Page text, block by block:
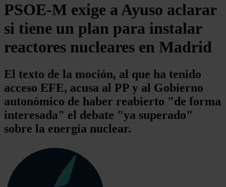
PSOE-M exige a Ayuso aclarar
si tiene un plan para instalar
reactores nucleares en Madrid
El texto de la moción, al que ha tenido
acceso EFE, acusa al PP y al Gobierno
autonómico de haber reabierto "de forma
interesada" el debate "ya superado"
sobre la energía nuclear.